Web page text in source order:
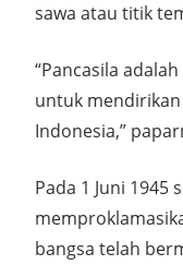
sawa atau titik
“Pancasila
untuk
Indonesia,”
Pada 1 Juni 1945
bangsa telah